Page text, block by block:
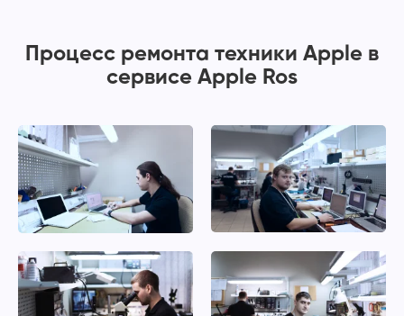
Процесс ремонта техники Apple в
сервисе Apple Ros